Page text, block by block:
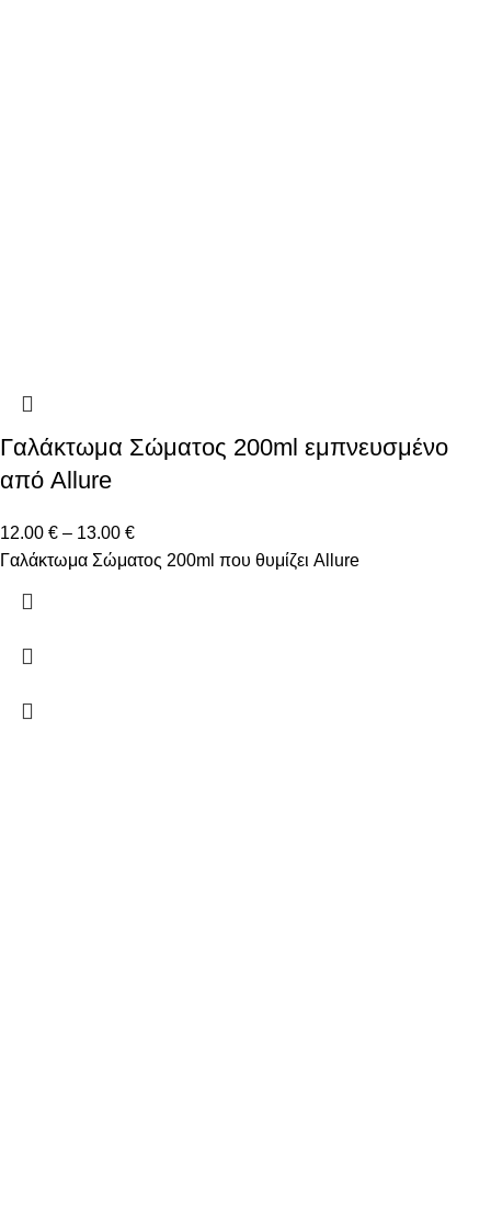
Γαλάκτωμα Σώματος 200ml εμπνευσμένο
από Allure
12.00 € – 13.00 €
Γαλάκτωμα Σώματος 200ml που θυμίζει Allure